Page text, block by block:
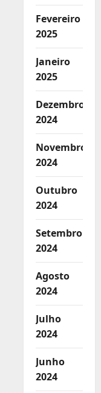
Fevereiro
2025
Janeiro
2025
Dezembro
2024
Novembro
2024
Outubro
2024
Setembro
2024
Agosto
2024
Julho
2024
Junho
2024